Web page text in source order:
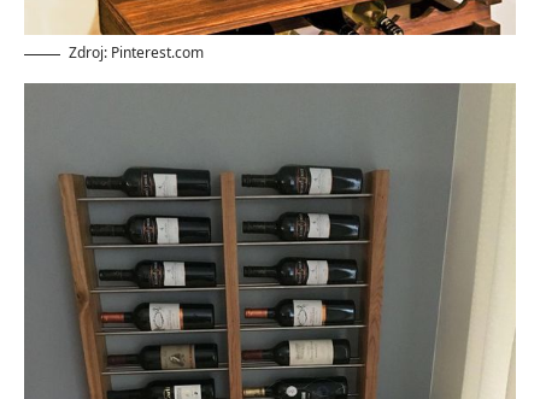
Zdroj: Pinterest.com